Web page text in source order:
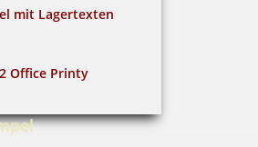
mit Lagertexten
Office Printy